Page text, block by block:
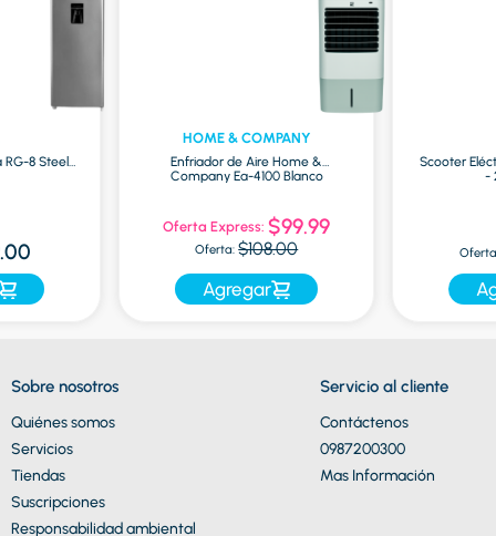
8 Steel |
HOME & COMPANY
Enfriador de Aire Home &
Company Ea-4100 Blanco
Oferta Express: $99.99
Oferta: $108.00
Agregar
Scooter
-
Sobre nosotros
Quiénes somos
Servicios
Tiendas
Suscripciones
Responsabilidad ambiental
Servicio al cliente
Contáctenos
0987200300
Mas Información